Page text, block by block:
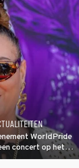
WorldPride
concert op het
Doth is een van de